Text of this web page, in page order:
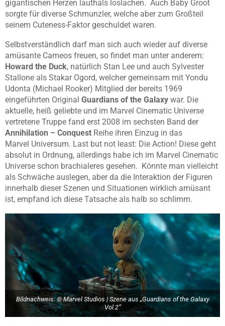
gigantischen Herzen lauthals loslachen. Auch Baby Groot
sorgte für diverse Schmunzler, welche aber zum Großteil
seinem Cuteness-Faktor geschuldet waren.
Selbstverständlich darf man sich auch wieder auf diverse
amüsante Cameos freuen, so findet man unter anderem:
Howard the Duck, natürlich Stan Lee und auch Sylvester
Stallone als Stakar Ogord, welcher gemeinsam mit Yondu
Udonta (Michael Rooker) Mitglied der bereits 1969
eingeführten Original Guardians of the Galaxy war. Die
aktuelle, heiß geliebte und im Marvel Cinematic Universe
vertretene Truppe fand erst 2008 im sechsten Band der
Annihilation – Conquest Reihe ihren Einzug in das
Marvel Universum. Last but not least: Die Action! Diese geht
absolut in Ordnung, allerdings habe ich im Marvel Cinematic
Universe schon brachialeres gesehen. Könnte man vielleicht
als Schwäche auslegen, aber da die Interaktion der Figuren
innerhalb dieser Szenen und Situationen wirklich amüsant
ist, empfand ich diese Tatsache als halb so schlimm.
Bildnachweis: © Marvel Studios | Szene aus „Guardians of the Galaxy
Vol.2“